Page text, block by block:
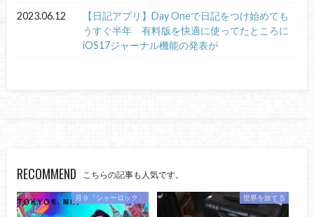
2023.06.12
【日記アプリ】Day Oneで日記をつけ始めても
うすぐ半年 有料版を快適に使ってたところに
iOS17ジャーナル機能の発表が
RECOMMEND こちらの記事も人気です。
月９「シャーロック」 世界を旅する